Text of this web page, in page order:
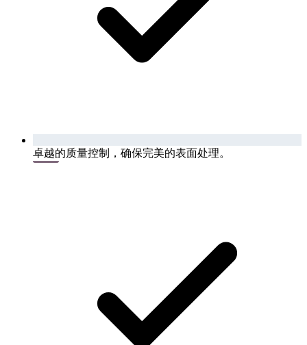
卓越的质量控制，确保完美的表面处理。